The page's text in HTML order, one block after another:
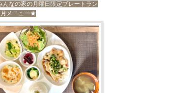
んなの家の月曜日限定プレートラン
メニュー★